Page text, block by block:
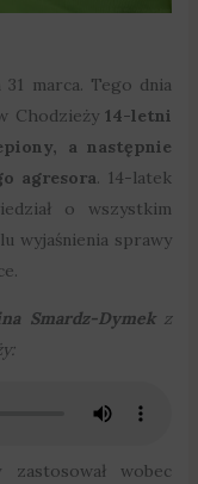
marca. Tego dnia
Chodzieży14-letni
a następnie
agresora. 14-latek
o wszystkim
wyjaśnienia sprawy
Smardz-Dymekz
wobec